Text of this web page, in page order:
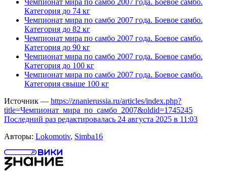
Чемпионат мира по самбо 2007 года. Боевое самбо.
Категория до 74 кг
Чемпионат мира по самбо 2007 года. Боевое самбо.
Категория до 82 кг
Чемпионат мира по самбо 2007 года. Боевое самбо.
Категория до 90 кг
Чемпионат мира по самбо 2007 года. Боевое самбо.
Категория до 100 кг
Чемпионат мира по самбо 2007 года. Боевое самбо.
Категория свыше 100 кг
Источник — https://znanierussia.ru/articles/index.php?
title=Чемпионат_мира_по_самбо_2007&oldid=1745245
Последний раз редактировалась 24 августа 2025 в 11:03
Авторы: Lokomotiv, Simba16